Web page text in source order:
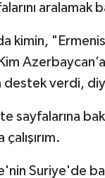
aralamak
kimin,
destek verdi,
sayfalarına
Suriye'de